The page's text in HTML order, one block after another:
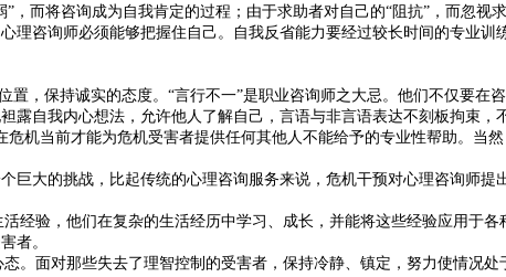
，而将咨询成为自我肯定的过程；由于求助者对自己的“阻抗”，而忽
理咨询师必须能够把握住自己。自我反省能力要经过较长时间的专业
置，保持诚实的态度。“言行不一”是职业咨询师之大忌。他们不仅要
露自我内心想法，允许他人了解自己，言语与非言语表达不刻板拘束，
机当前才能为危机受害者提供任何其他人不能给予的专业性帮助。当
巨大的挑战，比起传统的心理咨询服务来说，危机干预对心理咨询师
经验，他们在复杂的生活经历中学习、成长，并能将这些经验应用于
者。
。面对那些失去了理智控制的受害者，保持冷静、镇定，努力使情况